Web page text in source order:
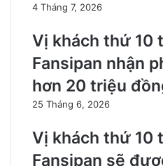
4 Tháng 7, 2026
Vị khách thứ 10
Fansipan nhận
hơn 20 triệu
25 Tháng 6, 2026
Vị khách thứ 10
Fansipan sẽ